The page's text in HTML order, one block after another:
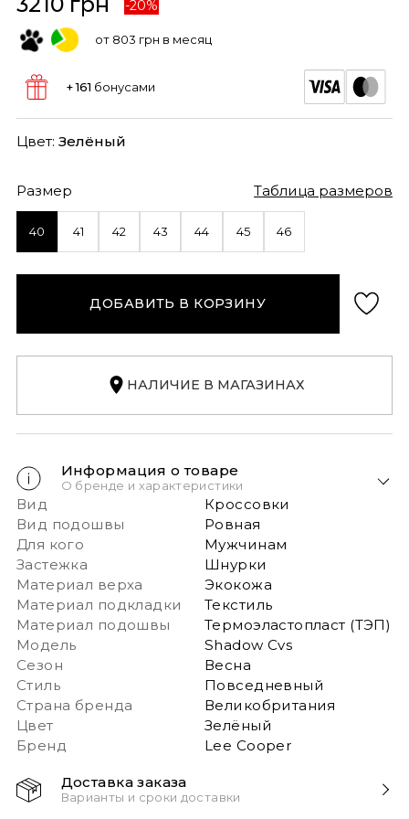
-20%
от 803 грн в месяц
+ 161 бонусами
Цвет: Зелёный
Размер Таблица размеров
40 41 42 43 44 45 46
ДОБАВИТЬ В КОРЗИНУ
НАЛИЧИЕ В МАГАЗИНАХ
Информация о товаре
О бренде и характеристики
Вид
Кроссовки
Вид подошвы
Ровная
Для кого
Мужчинам
Застежка
Шнурки
Материал верха
Экокожа
Материал подкладки
Текстиль
Материал подошвы
Термоэластопласт (ТЭП)
Модель
Shadow Cvs
Сезон
Весна
Стиль
Повседневный
Страна бренда
Великобритания
Цвет
Зелёный
Бренд
Lee Cooper
Доставка заказа
Варианты и сроки доставки